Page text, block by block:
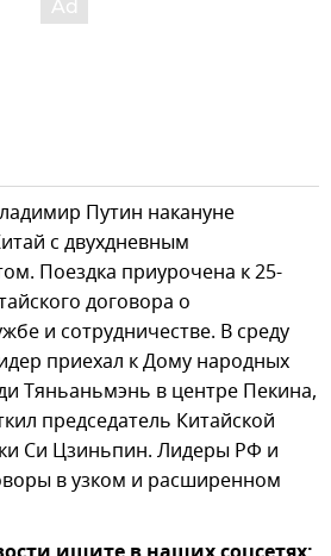
Путин накануне
с двухдневным
Поездка приурочена к 25-
договора о
и сотрудничестве. В среду
приехал к Дому народных
Тяньаньмэнь в центре Пекина,
председатель Китайской
Си Цзиньпин. Лидеры РФ и
в узком и расширенном